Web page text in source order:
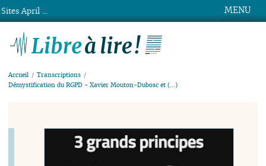
MENU
Accueil
Transcriptions
Démystification du RGPD - Xavier Mouton-Dubosc et (…)
Sites April ...